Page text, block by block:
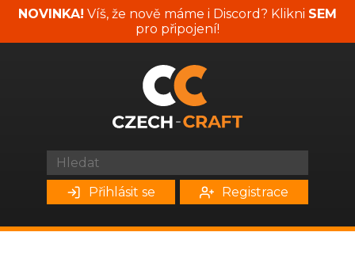
NOVINKA! Víš, že nově máme i Discord? Klikni SEM
pro připojení!
Přihlásit se Registrace